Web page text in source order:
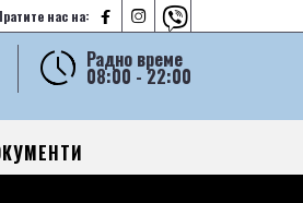
нас на:   
Радно време
08:00 - 22:00